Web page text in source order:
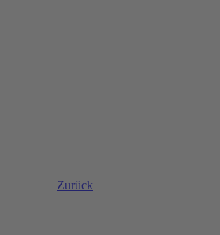
Zurück